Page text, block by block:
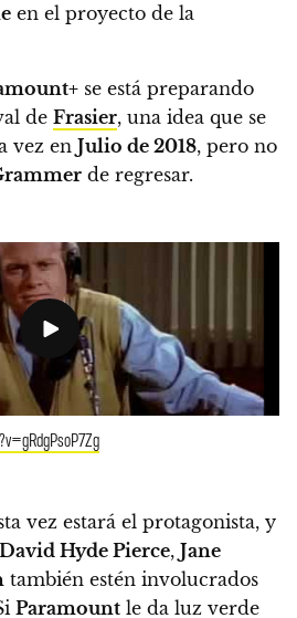
en el proyecto de la
se está preparando
de Frasier, una idea que se
vez en Julio de 2018, pero no
de regresar.
vez estará el protagonista, y
David Hyde Pierce, Jane
también estén involucrados
Paramount le da luz verde